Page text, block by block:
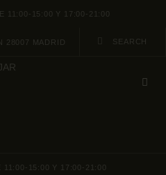
11:00-15:00 Y 17:00-21:00
28007 MADRID
11:00-15:00 Y 17:00-21:00